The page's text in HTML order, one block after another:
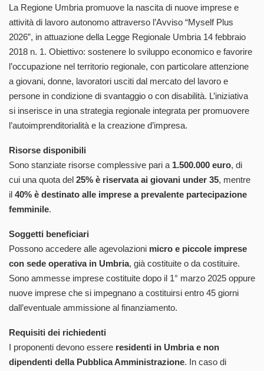
La Regione Umbria promuove la nascita di nuove imprese e
attività di lavoro autonomo attraverso l’Avviso “Myself Plus
2026”, in attuazione della Legge Regionale Umbria 14 febbraio
2018 n. 1. Obiettivo: sostenere lo sviluppo economico e favorire
l’occupazione nel territorio regionale, con particolare attenzione
a giovani, donne, lavoratori usciti dal mercato del lavoro e
persone in condizione di svantaggio o con disabilità. L’iniziativa
si inserisce in una strategia regionale integrata per promuovere
l’autoimprenditorialità e la creazione d’impresa.
Risorse disponibili
Sono stanziate risorse complessive pari a 1.500.000 euro, di
cui una quota del 25% è riservata ai giovani under 35, mentre
il 40% è destinato alle imprese a prevalente partecipazione
femminile.
Soggetti beneficiari
Possono accedere alle agevolazioni micro e piccole imprese
con sede operativa in Umbria, già costituite o da costituire.
Sono ammesse imprese costituite dopo il 1° marzo 2025 oppure
nuove imprese che si impegnano a costituirsi entro 45 giorni
dall’eventuale ammissione al finanziamento.
Requisiti dei richiedenti
I proponenti devono essere residenti in Umbria e non
dipendenti della Pubblica Amministrazione. In caso di